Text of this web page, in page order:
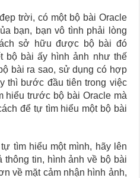
trời, có một bộ bài Oracle
bạn, bạn vô tình phải lòng
sở hữu được bộ bài đó
bộ bài ấy hình ảnh như thế
bài ra sao, sử dụng có hợp
thì bước đầu tiên trong việc
hiểu trước bộ bài Oracle mà
để tự tìm hiểu một bộ bài
tìm hiểu một mình, hãy lên
thông tin, hình ảnh về bộ bài
về mặt cảm nhận hình ảnh,